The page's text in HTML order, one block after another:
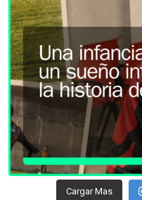
Cargar Mas